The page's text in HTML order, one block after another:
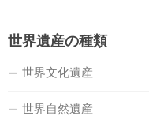
世界遺産の種類
世界文化遺産
世界自然遺産